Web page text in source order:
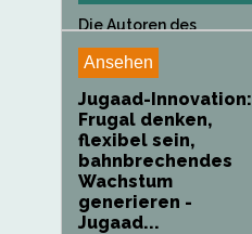
Die Autoren des
internationalen
Bestsellers...
Ansehen
Jugaad-Innovation:
Frugal denken,
flexibel sein,
bahnbrechendes
Wachstum
generieren -
Jugaad...